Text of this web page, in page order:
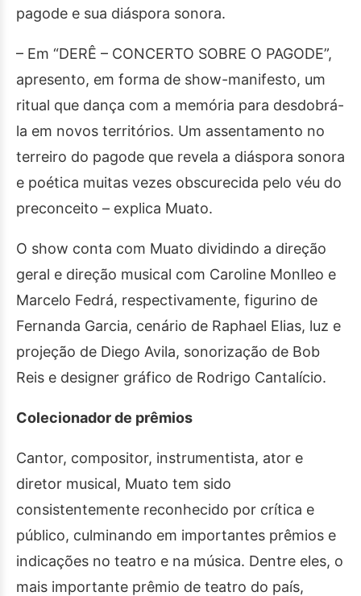
pagode e sua diáspora sonora.
– Em “DERÊ – CONCERTO SOBRE O PAGODE”,
apresento, em forma de show-manifesto, um
ritual que dança com a memória para desdobrá-
la em novos territórios. Um assentamento no
terreiro do pagode que revela a diáspora sonora
e poética muitas vezes obscurecida pelo véu do
preconceito – explica Muato.
O show conta com Muato dividindo a direção
geral e direção musical com Caroline Monlleo e
Marcelo Fedrá, respectivamente, figurino de
Fernanda Garcia, cenário de Raphael Elias, luz e
projeção de Diego Avila, sonorização de Bob
Reis e designer gráfico de Rodrigo Cantalício.
Colecionador de prêmios
Cantor, compositor, instrumentista, ator e
diretor musical, Muato tem sido
consistentemente reconhecido por crítica e
público, culminando em importantes prêmios e
indicações no teatro e na música. Dentre eles, o
mais importante prêmio de teatro do país,